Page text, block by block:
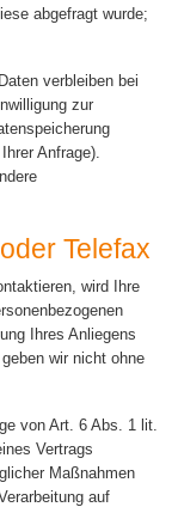
abgefragt wurde;
verbleiben bei
zur
Anfrage).
Telefax
wird Ihre
Ihres Anliegens
wir nicht ohne
von Art. 6 Abs. 1 lit.
Vertrags
Maßnahmen
auf